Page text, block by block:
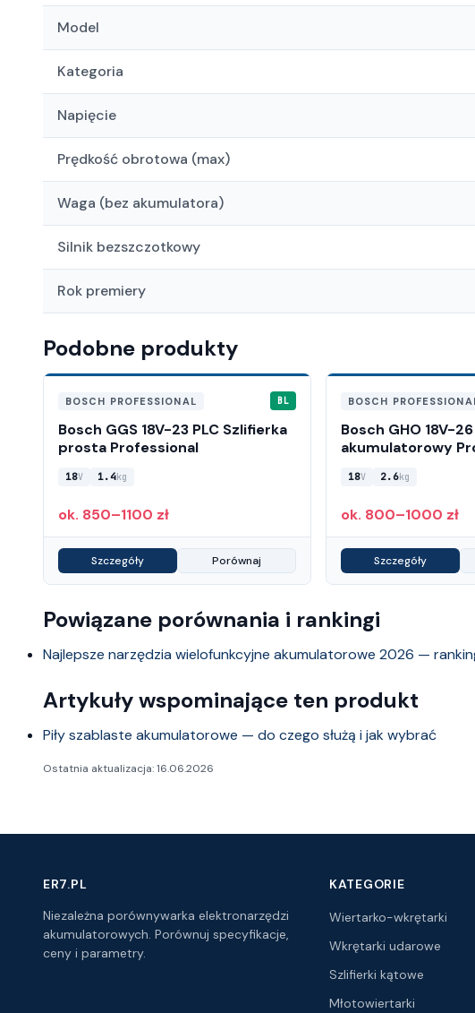
Model
Kategoria
Napięcie
Prędkość obrotowa (max)
Waga (bez akumulatora)
Silnik bezszczotkowy
Rok premiery
Podobne produkty
BOSCH PROFESSIONAL BL
Bosch GGS 18V-23 PLC Szlifierka
prosta Professional
18V 1.4kg
ok. 850–1100 zł
Szczegóły Porównaj
BOSCH
Bosch GHO 18V-
akumulatorowy
18V 2.6kg
ok. 800–1000 zł
Szczegóły
Powiązane porównania i rankingi
Najlepsze narzędzia wielofunkcyjne akumulatorowe 2026 —
Artykuły wspominające ten produkt
Piły szablaste akumulatorowe — do czego służą i jak wybrać
Ostatnia aktualizacja: 16.06.2026
ER7.PL
Niezależna porównywarka elektronarzędzi
akumulatorowych. Porównuj specyfikacje,
ceny i parametry.
KATEGORIE
Wiertarko-wkrętarki
Wkrętarki udarowe
Szlifierki kątowe
Młotowiertarki